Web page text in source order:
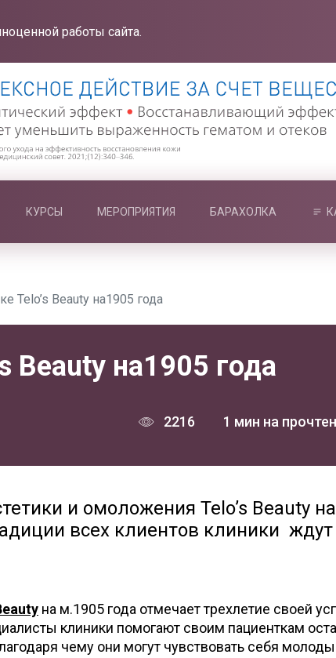
работы сайта.
КУРСЫ МЕРОПРИЯТИЯ БАРАХОЛКА
Telo’s Beauty на1905 года
Beauty на1905 года
2216 1 мин на
и омоложения Telo’s Beauty
всех клиентов клиники ждут
на м.1905 года отмечает трехлетие своей
клиники помогают своим пациенткам
чему они могут чувствовать себя